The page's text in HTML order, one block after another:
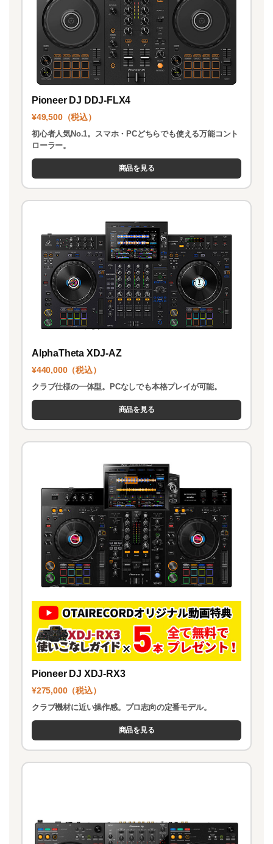
Pioneer DJ DDJ-FLX4
¥49,500（税込）
初心者人気No.1。スマホ・PCどちらでも使える万能コント
ローラー。
商品を見る
AlphaTheta XDJ-AZ
¥440,000（税込）
クラブ仕様の一体型。PCなしでも本格プレイが可能。
商品を見る
Pioneer DJ XDJ-RX3
¥275,000（税込）
クラブ機材に近い操作感。プロ志向の定番モデル。
商品を見る